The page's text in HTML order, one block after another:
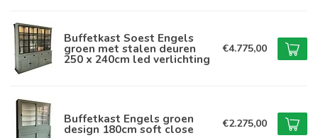
Buffetkast Soest Engels
groen met stalen deuren
250 x 240cm led verlichting
€4.775,00
Buffetkast Engels groen
design 180cm soft close €2.275,00